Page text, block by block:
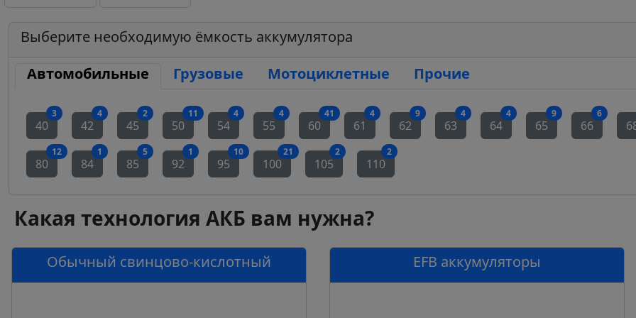
Выберите необходимую ёмкость аккумулятора
Автомобильные
Грузовые Мотоциклетные Прочие
40
3аккумуляторов
42
4аккумуляторов
45
2аккумуляторов
50
11 аккумуляторов
54
4аккумуляторов
55
4аккумуляторов
60
41 аккумуляторов
61
4аккумуляторов
62
9аккумуляторов
63
4аккумуляторов
64
4аккумуляторов
65
9аккумуляторов
66
6
80
12аккумуляторов
84
1 аккумуляторов
85
5аккумуляторов
92
1 аккумуляторов
95
10аккумуляторов
100
21 аккумуляторов
105
2аккумуляторов
110
2аккумуляторов
Какая технология АКБ вам нужна?
Обычный свинцово-кислотный EFB аккумуляторы